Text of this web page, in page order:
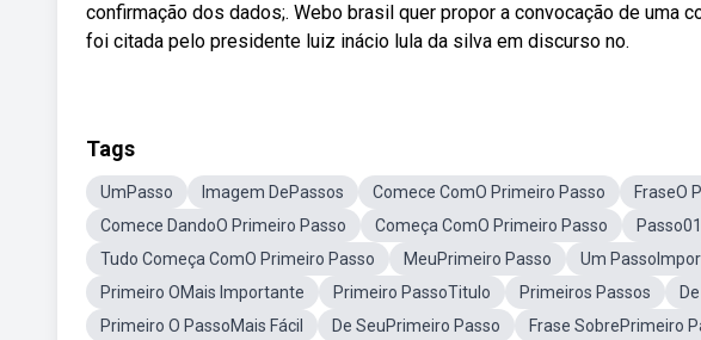
confirmação dos dados;. Webo brasil quer propor a convocação de uma
foi citada pelo presidente luiz inácio lula da silva em discurso no.
Tags
UmPasso Imagem DePassos Comece ComO Primeiro Passo FraseO
Comece DandoO Primeiro Passo
Começa ComO Primeiro Passo Passo01
Tudo Começa ComO Primeiro Passo
MeuPrimeiro Passo Um
Primeiro OMais Importante
Primeiro PassoTitulo Primeiros Passos
Primeiro O PassoMais Fácil
De SeuPrimeiro Passo Frase SobrePrimeiro